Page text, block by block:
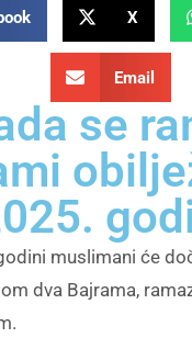
X
Email
se
muslimani će
dva Bajrama,